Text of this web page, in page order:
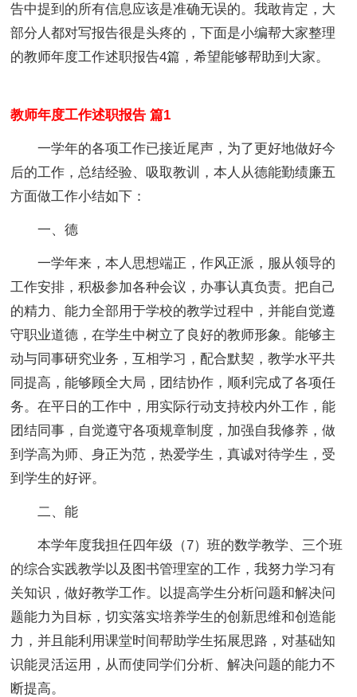
告中提到的所有信息应该是准确无误的。我敢肯定，大
部分人都对写报告很是头疼的，下面是小编帮大家整理
的教师年度工作述职报告4篇，希望能够帮助到大家。
教师年度工作述职报告 篇1
一学年的各项工作已接近尾声，为了更好地做好今
后的工作，总结经验、吸取教训，本人从德能勤绩廉五
方面做工作小结如下：
一、德
一学年来，本人思想端正，作风正派，服从领导的
工作安排，积极参加各种会议，办事认真负责。把自己
的精力、能力全部用于学校的教学过程中，并能自觉遵
守职业道德，在学生中树立了良好的教师形象。能够主
动与同事研究业务，互相学习，配合默契，教学水平共
同提高，能够顾全大局，团结协作，顺利完成了各项任
务。在平日的工作中，用实际行动支持校内外工作，能
团结同事，自觉遵守各项规章制度，加强自我修养，做
到学高为师、身正为范，热爱学生，真诚对待学生，受
到学生的好评。
二、能
本学年度我担任四年级（7）班的数学教学、三个班
的综合实践教学以及图书管理室的工作，我努力学习有
关知识，做好教学工作。以提高学生分析问题和解决问
题能力为目标，切实落实培养学生的创新思维和创造能
力，并且能利用课堂时间帮助学生拓展思路，对基础知
识能灵活运用，从而使同学们分析、解决问题的能力不
断提高。